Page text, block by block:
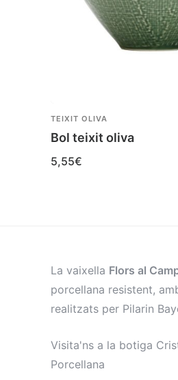
TEIXIT OLIVA
Bol teixit oliva
5,55€
La vaixella Flors al
porcellana resistent,
realitzats per Pilarin
Visita'ns a la botiga
Porcellana